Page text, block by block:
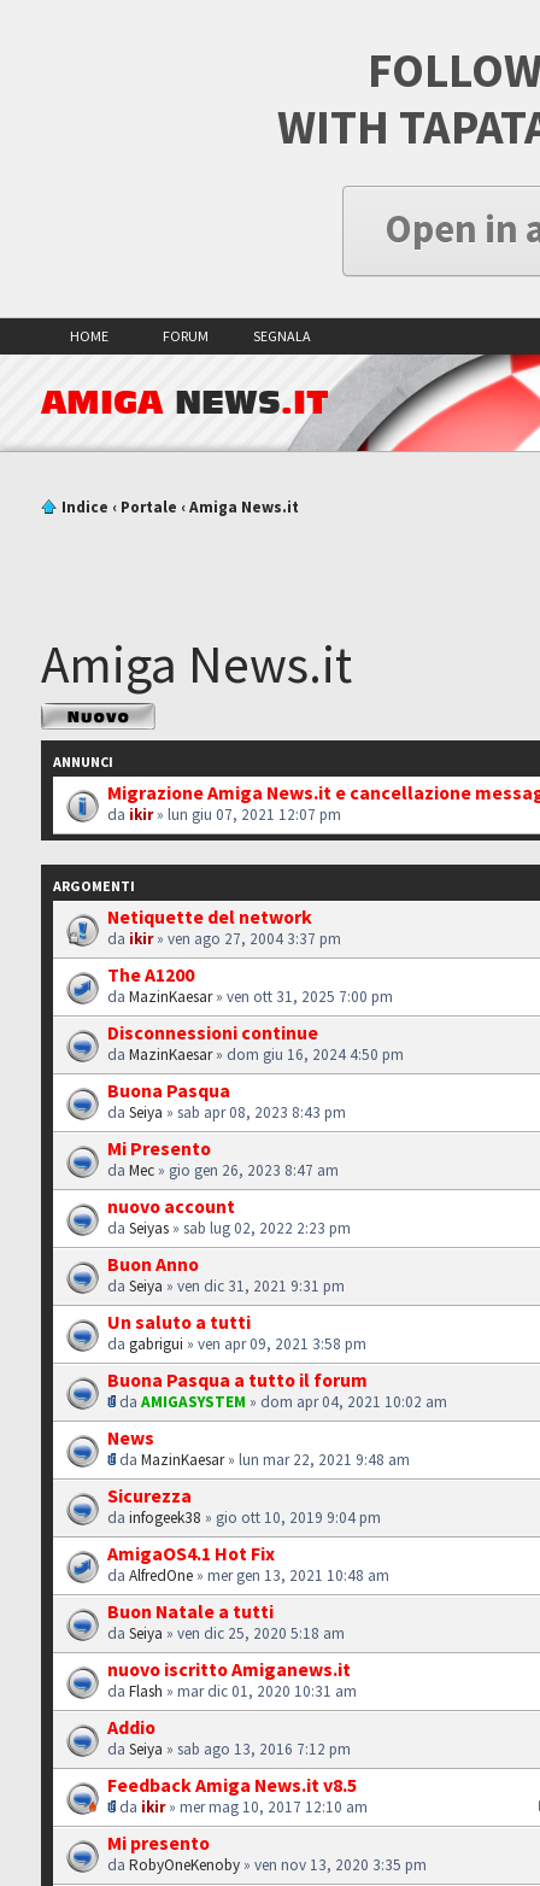
WITH
Open in
HOME FORUM SEGNALA
AMIGA NEWS.IT
Indice ‹ Portale ‹Amiga News.it
Amiga News.it
Scrivi un nuovo
argomento
ANNUNCI
Migrazione Amiga News.it e cancellazione
da ikir» lun giu 07, 2021 12:07 pm
ARGOMENTI
Netiquette del network
da ikir» ven ago 27, 2004 3:37 pm
The A1200
daMazinKaesar» ven ott 31, 2025 7:00 pm
Disconnessioni continue
daMazinKaesar» dom giu 16, 2024 4:50 pm
Buona Pasqua
daSeiya » sab apr 08, 2023 8:43 pm
Mi Presento
daMec » gio gen 26, 2023 8:47 am
nuovo account
daSeiyas » sab lug 02, 2022 2:23 pm
Buon Anno
daSeiya » ven dic 31, 2021 9:31 pm
Un saluto a tutti
dagabrigui » ven apr 09, 2021 3:58 pm
Buona Pasqua a tutto il forum
daAMIGASYSTEM » dom apr 04, 2021 10:02 am
News
daMazinKaesar» lun mar 22, 2021 9:48 am
Sicurezza
dainfogeek38 » gio ott 10, 2019 9:04 pm
AmigaOS4.1 Hot Fix
daAlfredOne » mer gen 13, 2021 10:48 am
Buon Natale a tutti
daSeiya » ven dic 25, 2020 5:18 am
nuovo iscritto Amiganews.it
daFlash » mar dic 01, 2020 10:31 am
Addio
daSeiya » sab ago 13, 2016 7:12 pm
Feedback Amiga News.it v8.5
da ikir» mer mag 10, 2017 12:10 am
Mi presento
daRobyOneKenoby » ven nov 13, 2020 3:35 pm